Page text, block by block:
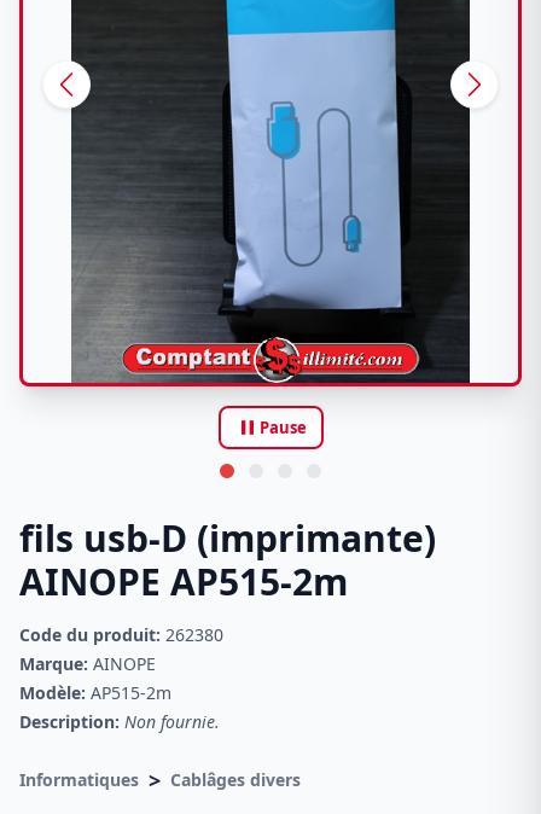
pause Pause
fils usb-D (imprimante)
AINOPE AP515-2m
Code du produit: 262380
Marque: AINOPE
Modèle: AP515-2m
Description: Non fournie.
Informatiques > Cablâges divers